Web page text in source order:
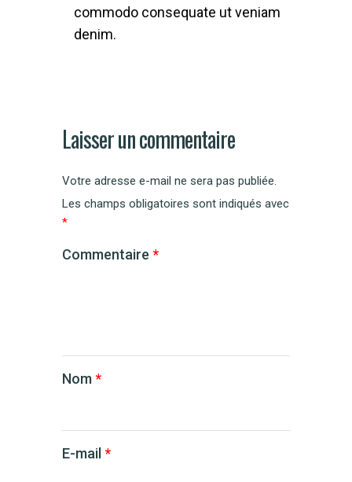
commodo consequate ut veniam
denim.
Laisser un commentaire
Votre adresse e-mail ne sera pas publiée.
Les champs obligatoires sont indiqués avec
*
Commentaire *
Nom*
E-mail*